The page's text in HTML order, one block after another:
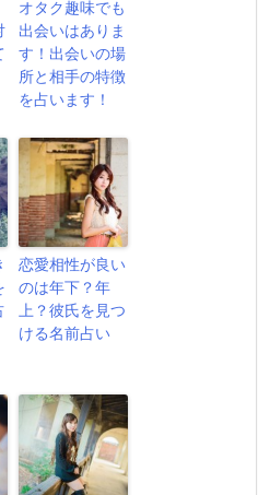
オタク趣味でも
出会いはありま
す！出会いの場
所と相手の特徴
を占います！
恋愛相性が良い
のは年下？年
上？彼氏を見つ
ける名前占い